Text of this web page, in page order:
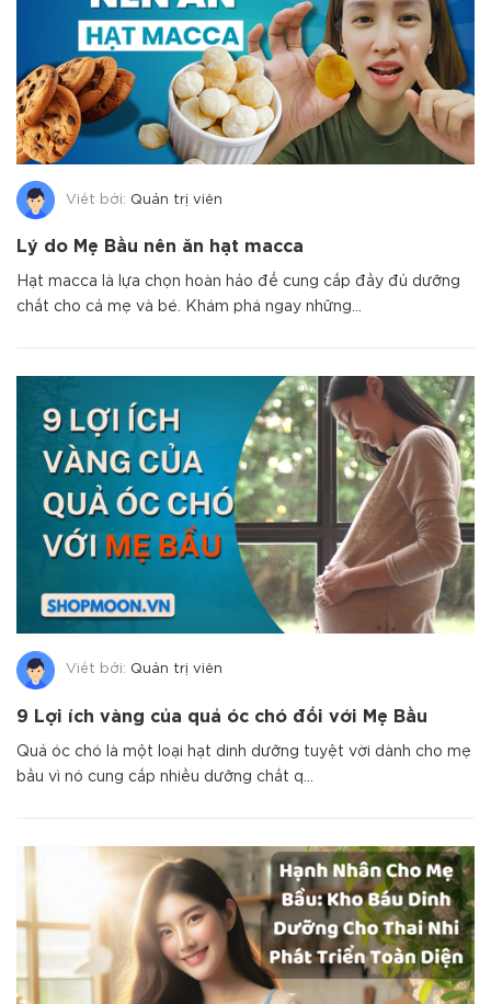
Viết bởi: Quản trị viên
Lý do Mẹ Bầu nên ăn hạt macca
Hạt macca là lựa chọn hoàn hảo để cung cấp đầy đủ dưỡng
chất cho cả mẹ và bé. Khám phá ngay những...
Viết bởi: Quản trị viên
9 Lợi ích vàng của quả óc chó đối với Mẹ Bầu
Quả óc chó là một loại hạt dinh dưỡng tuyệt vời dành cho mẹ
bầu vì nó cung cấp nhiều dưỡng chất q...